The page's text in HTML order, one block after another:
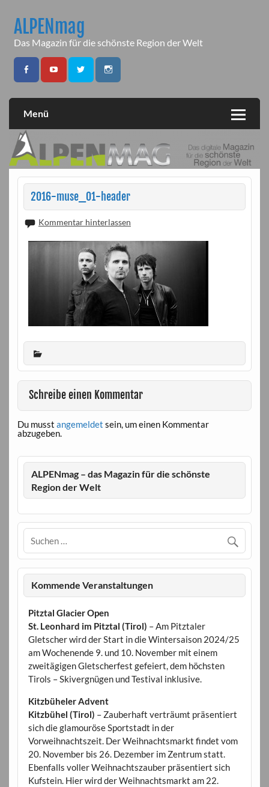
contentALPENmag
Das Magazin für die schönste Region der Welt
Menü
2016-muse_01-header
Kommentar hinterlassen
Schreibe einen Kommentar
Du musst angemeldet sein, um einen Kommentar
abzugeben.
ALPENmag – das Magazin für die schönste
Region der Welt
Kommende Veranstaltungen
Pitztal Glacier Open
St. Leonhard im Pitztal (Tirol) – Am Pitztaler
Gletscher wird der Start in die Wintersaison 2024/25
am Wochenende 9. und 10. November mit einem
zweitägigen Gletscherfest gefeiert, dem höchsten
Tirols – Skivergnügen und Testival inklusive.
Kitzbüheler Advent
Kitzbühel (Tirol) – Zauberhaft verträumt präsentiert
sich die glamouröse Sportstadt in der
Vorweihnachtszeit. Der Weihnachtsmarkt findet vom
20. November bis 26. Dezember im Zentrum statt.
Ebenfalls voller Weihnachtszauber präsentiert sich
Kufstein. Hier wird der Weihnachtsmarkt am 22.